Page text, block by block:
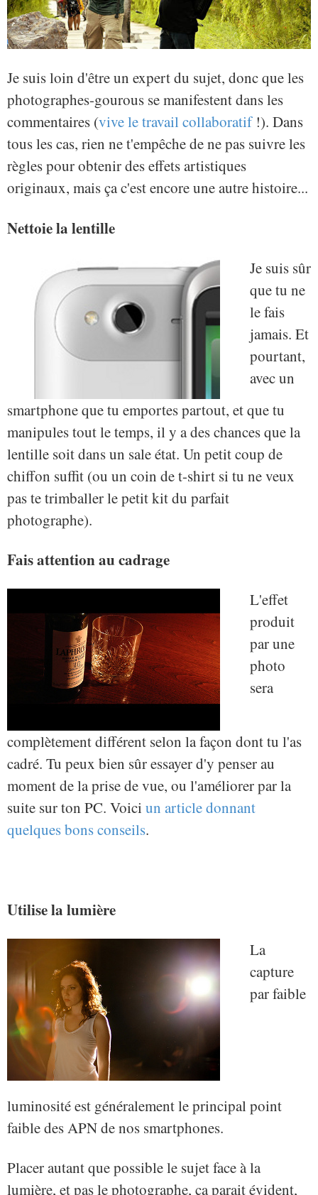
Je suis loin d'être un expert du sujet, donc que les
photographes-gourous se manifestent dans les
commentaires (vive le travail collaboratif!). Dans
tous les cas, rien ne t'empêche de ne pas suivre les
règles pour obtenir des effets artistiques
originaux, mais ça c'est encore une autre histoire...
Nettoie la lentille
Je suis sûr
que tu ne
le fais
jamais. Et
pourtant,
avec un
smartphone que tu emportes partout, et que tu
manipules tout le temps, il y a des chances que la
lentille soit dans un sale état. Un petit coup de
chiffon suffit (ou un coin de t-shirt si tu ne veux
pas te trimballer le petit kit du parfait
photographe).
Fais attention au cadrage
L'effet
produit
par une
photo
sera
complètement différent selon la façon dont tu l'as
cadré. Tu peux bien sûr essayer d'y penser au
moment de la prise de vue, ou l'améliorer par la
suite sur ton PC. Voici un article donnant
quelques bons conseils.
Utilise la lumière
La
capture
par faible
luminosité est généralement le principal point
faible des APN de nos smartphones.
Placer autant que possible le sujet face à la
lumière, et pas le photographe, ça parait évident,